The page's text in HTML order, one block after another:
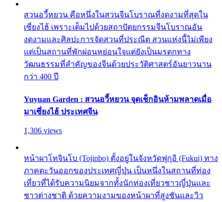
สวนอวี้หยวน คือหนึ่งในสวนจีนโบราณที่งดงามที่สุดใน
เซี่ยงไฮ้ เพราะเต็มไปด้วยสถาปัตยกรรมจีนโบราณอัน
งดงามและศิลปะการจัดสวนที่ประณีต สวนแห่งนี้ไม่เพียง
แต่เป็นสถานที่พักผ่อนหย่อนใจแต่ยังเป็นมรดกทาง
วัฒนธรรมที่สำคัญของจีนด้วยประวัติศาสตร์อันยาวนาน
กว่า 400 ปี
Yuyuan Garden : สวนอวี้หยวน จุดเช็กอินห้ามพลาดเมื่อ
มาเซี่ยงไฮ้ ประเทศจีน
1,306 views
หน้าผาโทจินโบ (Tojinbo) ตั้งอยู่ในจังหวัดฟุกุอิ (Fukui) ทาง
ภาคตะวันออกของประเทศญี่ปุ่น เป็นหนึ่งในสถานที่ท่อง
เที่ยวที่ได้รับความนิยมจากทั้งนักท่องเที่ยวชาวญี่ปุ่นและ
ชาวต่างชาติ ด้วยความงามของหน้าผาที่สูงชันและวิว